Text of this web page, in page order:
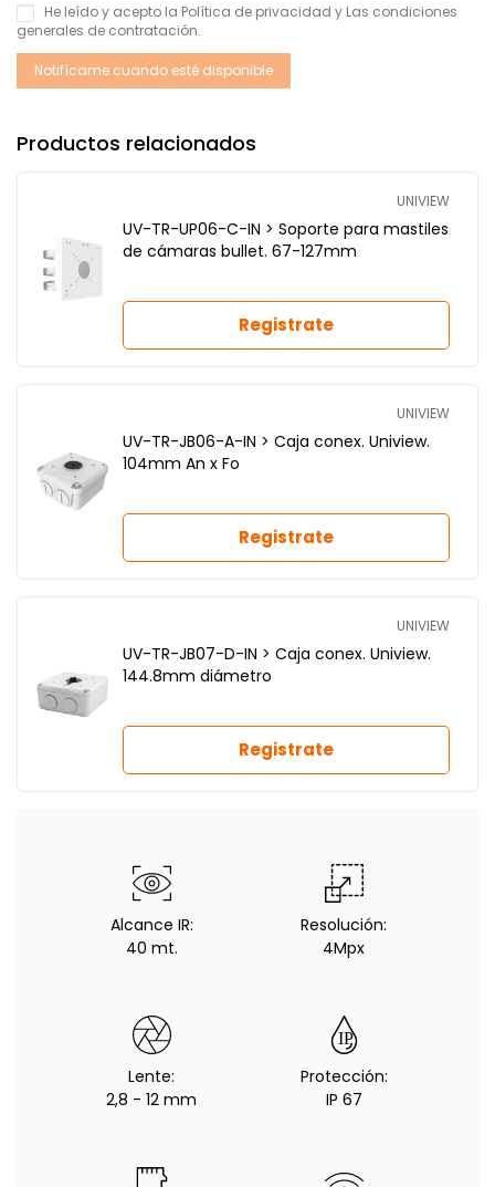
He leído y acepto la Política de privacidad y Las condiciones
generales de contratación.
Productos relacionados
UNIVIEW
UV-TR-UP06-C-IN > Soporte para mastiles
de cámaras bullet. 67-127mm
Registrate
UNIVIEW
UV-TR-JB06-A-IN > Caja conex. Uniview.
104mm An x Fo
Registrate
UNIVIEW
UV-TR-JB07-D-IN > Caja conex. Uniview.
144.8mm diámetro
Registrate
Alcance IR:
40 mt.
Resolución:
4Mpx
Lente:
2,8 - 12 mm
Protección:
IP 67